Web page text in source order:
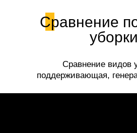
Сравнение
уборки
Сравнение видов
поддерживающая,